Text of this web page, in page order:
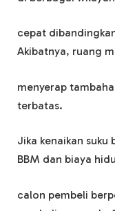
cepat
Akibatnya, ruang
menyerap
terbatas.
Jika kenaikan suku
BBM dan biaya
calon pembeli